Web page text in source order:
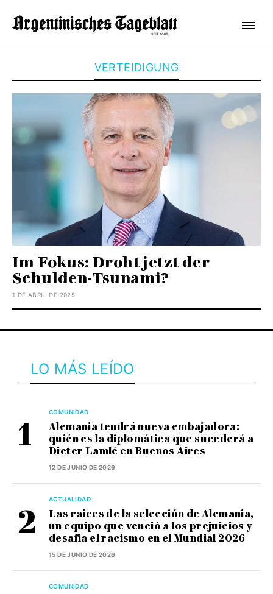
VERTEIDIGUNG
Im Fokus: Droht jetzt der
Schulden-Tsunami?
1 DE ABRIL DE 2025
LO MÁS LEÍDO
COMUNIDAD
Alemania tendrá nueva embajadora:
quién es la diplomática que sucederá a
Dieter Lamlé en Buenos Aires
12 DE JUNIO DE 2026
ACTUALIDAD
Las raíces de la selección de Alemania,
un equipo que venció a los prejuicios y
desafía el racismo en el Mundial 2026
15 DE JUNIO DE 2026
COMUNIDAD